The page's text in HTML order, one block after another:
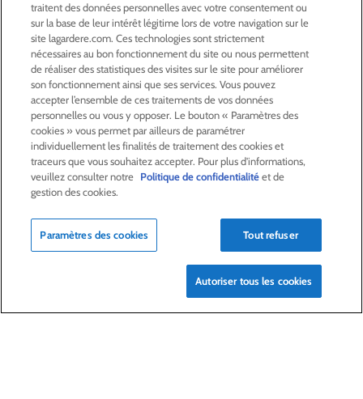
GROUPE
ACTIVITÉS
ACTIONNAIRES &INVESTISSEURS
LA RSECHEZ LAGARDÈRE
CENTRE PRESSE
traitent des données personnelles avec votre consentement ou
sur la base de leur intérêt légitime lors de votre navigation sur le
site lagardere.com. Ces technologies sont strictement
nécessaires au bon fonctionnement du site ou nous permettent
de réaliser des statistiques des visites sur le site pour améliorer
son fonctionnement ainsi que ses services. Vous pouvez
accepter l’ensemble de ces traitements de vos données
personnelles ou vous y opposer. Le bouton « Paramètres des
cookies » vous permet par ailleurs de paramétrer
individuellement les finalités de traitement des cookies et
traceurs que vous souhaitez accepter. Pour plus d'informations,
veuillez consulter notre Politique de confidentialitéet de
gestion des cookies.
Paramètres des cookies Tout refuser
Autoriser tous les cookies